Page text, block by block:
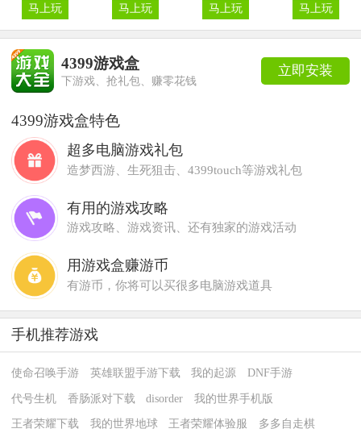
马上玩 马上玩 马上玩 马上玩
立即安装
4399游戏盒
下游戏、抢礼包、赚零花钱
4399游戏盒特色
超多电脑游戏礼包
造梦西游、生死狙击、4399touch等游戏礼包
有用的游戏攻略
游戏攻略、游戏资讯、还有独家的游戏活动
用游戏盒赚游币
有游币，你将可以买很多电脑游戏道具
手机推荐游戏
使命召唤手游 英雄联盟手游下载 我的起源 DNF手游
代号生机 香肠派对下载 disorder 我的世界手机版
王者荣耀下载 我的世界地球 王者荣耀体验服 多多自走棋